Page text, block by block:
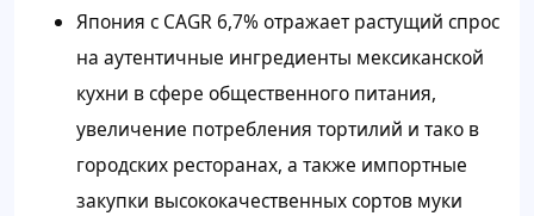
Япония с CAGR 6,7% отражает растущий спрос
на аутентичные ингредиенты мексиканской
кухни в сфере общественного питания,
увеличение потребления тортилий и тако в
городских ресторанах, а также импортные
закупки высококачественных сортов муки